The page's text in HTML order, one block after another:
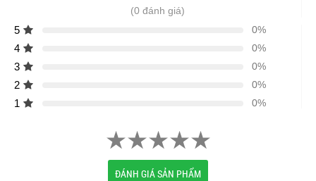
(0 đánh giá)
5 0%
4 0%
3 0%
2 0%
1 0%
ĐÁNH GIÁ SẢN PHẨM